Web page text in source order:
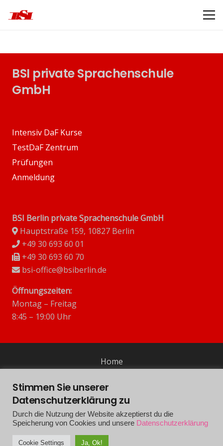
BSI private Sprachenschule
GmbH
Intensiv DaF Kurse
TestDaF Zentrum
Prüfungen
Anmeldung
BSI Berlin private Sprachenschule GmbH
Hauptstraße 159, 10827 Berlin
+49 30 693 60 01
+49 30 693 60 70
bsi-office@bsiberlin.de
Öffnungszeiten:
Montag – Freitag
8:45 – 19:00 Uhr
Home
Impressum
Datenschutzerklärung
Kontakt
Stimmen Sie unserer
Datenschutzerklärung zu
Durch die Nutzung der Website akzeptierst du die
Speicherung von Cookies und unsere Datenschutzerklärung
Cookie Settings Ja, Ok!